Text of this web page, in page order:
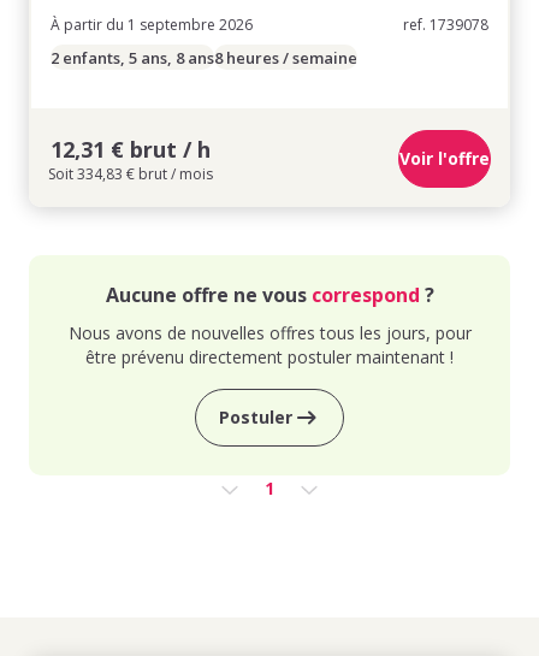
À partir du 1 septembre 2026
ref. 1739078
2 enfants, 5 ans, 8 ans8 heures / semaine
12,31 € brut / h
Soit 334,83 € brut / mois
Voir l'offre
Aucune offre ne vous correspond ?
Nous avons de nouvelles offres tous les jours, pour
être prévenu directement postuler maintenant !
Postuler
1